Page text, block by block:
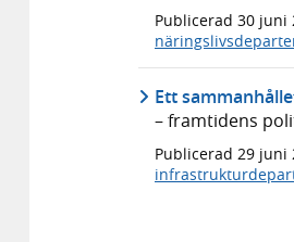
Publicerad 30 juni
Ett
– framtidens
Publicerad 29 juni